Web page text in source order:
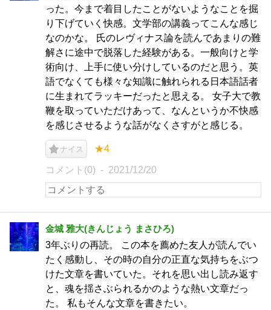
った。今まで着目したことがないようなことを掘
り下げていく快感。文学部の講義ってこんな感じ
なのかな。 氏のレヴィナス論を読んであまりの難
解さに途中で脱落した経験がある。一般向けと学
術向け、上手に使い分けしているのだと思う。英
語でなくても様々な知識に触れられる日本語話者
に生まれてラッキーだったと思える。 女子大で教
鞭を取っていただけあって、なんというか不快感
を感じさせるような話がなくさすがと感じる。
ナイス ★4
コメント(0) 2021/12/20
金城 雅大(きんじょう まさひろ)
3年ぶりの再読。 この本を薦めた友人が読んでい
たく感動し、その時の自分の正直な気持ちをぶつ
けた文章を書いていた。それを思い出し読み返す
と、魂を揺さぶられるかのような熱い文章だっ
た。 私もそんな文章を書きたい。